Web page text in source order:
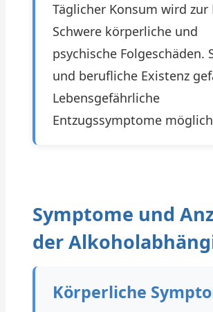
Täglicher Konsum wird zur
Schwere körperliche und
psychische Folgeschäden.
und berufliche Existenz
Lebensgefährliche
Entzugssymptome
Symptome und
der
Körperliche